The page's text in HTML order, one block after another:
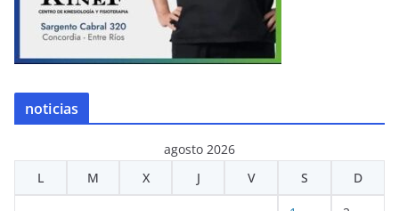
noticias
agosto 2026
L
M X J V S D